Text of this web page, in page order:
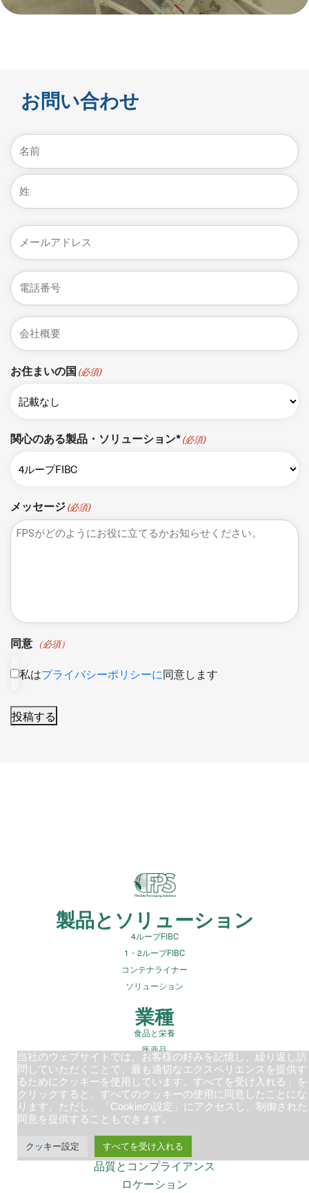
お問い合わせ
名
前
(必
須)
名
後
メ
ー
ア
ド
レ
ス
(必
須)
電
話
号
会
社
*
お住まいの国 (必須)
関心のある製品・ソリューション*(必須)
メッセージ(必須)
同意 （必須）
私はプライバシーポリシーに同意します
投稿する
製品とソリューション
4ループFIBC
1・2ループFIBC
コンテナライナー
ソリューション
業種
食品と栄養
医薬品
建設用骨材
廃棄物管理
鉱業・鉱物
会社概要
持続可能な包装
品質とコンプライアンス
ロケーション
当社のウェブサイトでは、お客様の好みを記憶し、繰り返し訪
問していただくことで、最も適切なエクスペリエンスを提供す
るためにクッキーを使用しています。すべてを受け入れる」を
クリックすると、すべてのクッキーの使用に同意したことにな
ります。ただし、「Cookieの設定」にアクセスし、制御された
同意を提供することもできます。
クッキー設定 すべてを受け入れる